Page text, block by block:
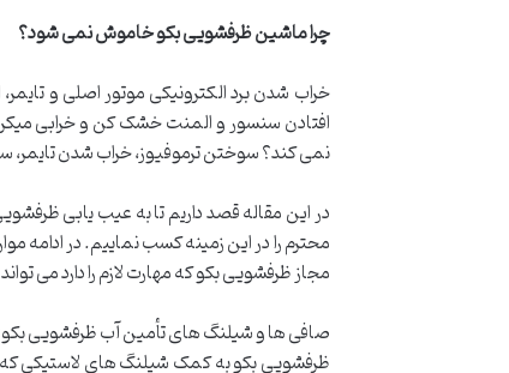
چرا ماشین ظرفشویی بکو خاموش نمی شود؟
خراب شدن برد الکترونیکی موتور اصلی و
افتادن سنسور و المنت خشک کن و خرابی
نمی کند؟ سوختن ترموفیوز، خراب شدن تایمر،
در این مقاله قصد داریم تا به عیب یابی
محترم را در این زمینه کسب نماییم. در ادامه
مجاز ظرفشویی بکو که مهارت لازم را دارد می
صافی ها و شیلنگ های تأمین آب ظرفشویی